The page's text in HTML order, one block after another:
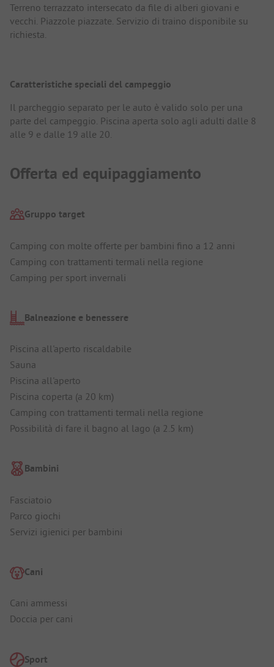
Terreno terrazzato intersecato da file di alberi giovani e
vecchi. Piazzole piazzate. Servizio di traino disponibile su
richiesta.
Caratteristiche speciali del campeggio
Il parcheggio separato per le auto è valido solo per una
parte del campeggio. Piscina aperta solo agli adulti dalle 8
alle 9 e dalle 19 alle 20.
Offerta ed equipaggiamento
Gruppo target
Camping con molte offerte per bambini fino a 12 anni
Camping con trattamenti termali nella regione
Camping per sport invernali
Balneazione e benessere
Piscina all'aperto riscaldabile
Sauna
Piscina all'aperto
Piscina coperta (a 20 km)
Camping con trattamenti termali nella regione
Possibilità di fare il bagno al lago (a 2.5 km)
Bambini
Fasciatoio
Parco giochi
Servizi igienici per bambini
Cani
Cani ammessi
Doccia per cani
Sport